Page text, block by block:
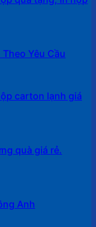
Yêu Cầu
carton lạnh giá
quà giá rẻ.
Anh